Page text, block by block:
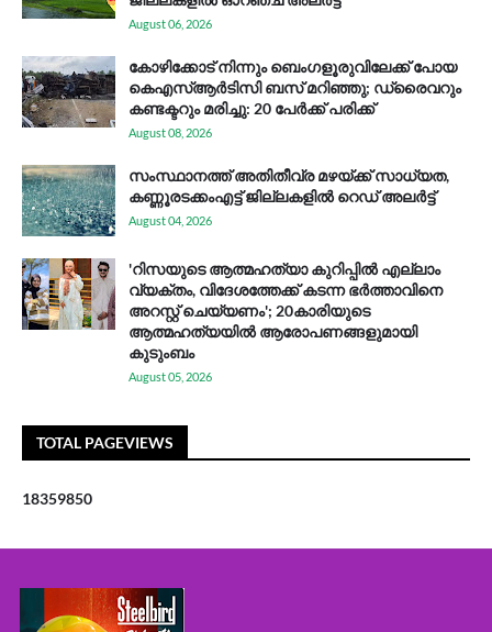
August 06, 2026
കോഴിക്കോട് നിന്നും ബെംഗളൂരുവിലേക്ക് പോയ
കെഎസ്ആര്‍ടിസി ബസ് മറിഞ്ഞു; ഡ്രൈവറും
കണ്ടക്ടറും മരിച്ചു: 20 പേര്‍ക്ക് പരിക്ക്
August 08, 2026
സം​സ്ഥാ​ന​ത്ത് അ​തി​തീ​വ്ര മ​ഴ​യ്ക്ക് സാ​ധ്യ​ത,
കണ്ണൂരടക്കംഎ​ട്ട് ജി​ല്ല​ക​ളി​ൽ റെ​ഡ് അ​ലർ​ട്ട്
August 04, 2026
'റിസയുടെ ആത്മഹത്യാ കുറിപ്പിൽ എല്ലാം
വ്യക്തം, വിദേശത്തേക്ക് കടന്ന ഭർത്താവിനെ
അറസ്റ്റ് ചെയ്യണം'; 20കാരിയുടെ
ആത്മഹത്യയിൽ ആരോപണങ്ങളുമായി
കുടുംബം
August 05, 2026
TOTAL PAGEVIEWS
18359850